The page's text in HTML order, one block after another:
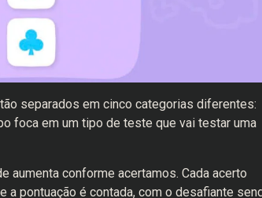
separados em cinco categorias diferentes:
foca em um tipo de teste que vai testar uma
aumenta conforme acertamos. Cada acerto
pontuação é contada, com o desafiante